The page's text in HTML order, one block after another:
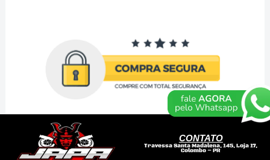
CONTATO
Travessa Santa Madalena, 145, Loja 17,
Colombo – PR